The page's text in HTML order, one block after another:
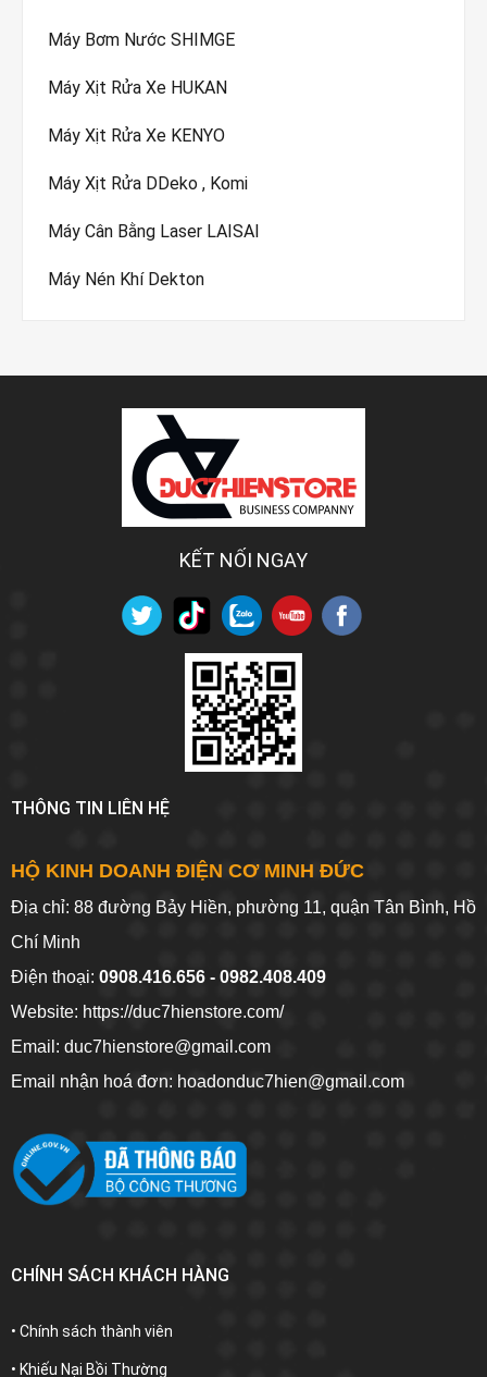
Máy Bơm Nước SHIMGE
Máy Xịt Rửa Xe HUKAN
Máy Xịt Rửa Xe KENYO
Máy Xịt Rửa DDeko , Komi
Máy Cân Bằng Laser LAISAI
Máy Nén Khí Dekton
KẾT NỐI NGAY
THÔNG TIN LIÊN HỆ
HỘ KINH DOANH ĐIỆN CƠ MINH ĐỨC
Địa chỉ: 88 đường Bảy Hiền, phường 11, quận Tân Bình, Hồ
Chí Minh
Điện thoại: 0908.416.656 - 0982.408.409
Website: https://duc7hienstore.com/
Email: duc7hienstore@gmail.com
Email nhận hoá đơn: hoadonduc7hien@gmail.com
CHÍNH SÁCH KHÁCH HÀNG
• Chính sách thành viên
• Khiếu Nại Bồi Thường